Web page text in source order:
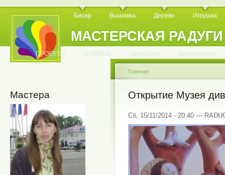
МАСТЕРСКАЯ РАДУГИ
Бисер Вышивка Дерево Игрушка
. . . . . . . . . . .
. ПРОЕКТЫ ГАЛЕРЕИ Промыслы Краеведение
Мастера
Главная
Открытие Музея
Сб, 15/11/2014 - 20:40 —